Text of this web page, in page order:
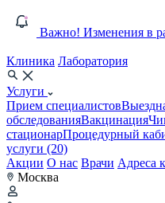
Важно! Изменения в
Клиника Лаборатория
Услуги
Прием специалистов
обследованияВакцинация
стационарПроцедурный
услуги (20)
Акции О нас Врачи Адреса
Москва